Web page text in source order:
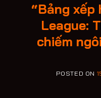
“Bảng xếp
League:
chiếm
POSTED ON